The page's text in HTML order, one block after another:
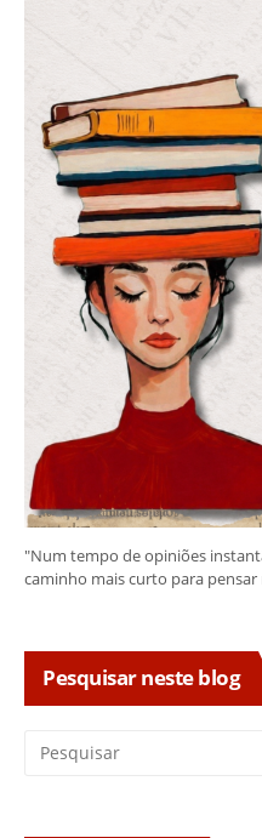
"Num tempo de opiniões
caminho mais curto para
Pesquisar neste blog